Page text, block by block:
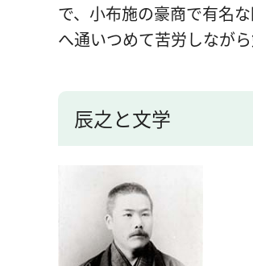
で、小布施の豪商で有名
へ通いつめて苦労しながら
辰之と文学